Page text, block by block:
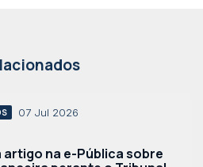
07 Jul 2026
artigo na e-Pública sobre